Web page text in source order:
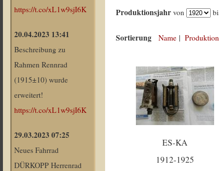
https://t.co/xL1w9sjI6K
20.04.2023 13:41
Beschreibung zu
Rahmen Rennrad
(1915±10) wurde
erweitert!
https://t.co/xL1w9sjI6K
29.03.2023 07:25
Neues Fahrrad
DÜRKOPP Herrenrad
Produktionsjahr von
Sortierung Name |
ES-KA
1912-1925